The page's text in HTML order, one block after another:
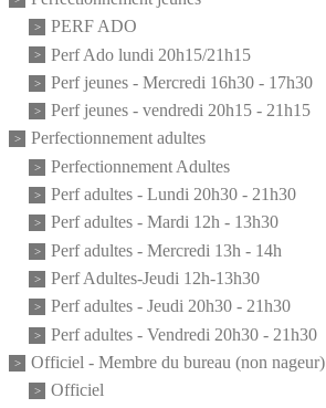
PERF ADO
Perf Ado lundi 20h15/21h15
Perf jeunes - Mercredi 16h30 - 17h30
Perf jeunes - vendredi 20h15 - 21h15
Perfectionnement adultes
Perfectionnement Adultes
Perf adultes - Lundi 20h30 - 21h30
Perf adultes - Mardi 12h - 13h30
Perf adultes - Mercredi 13h - 14h
Perf Adultes-Jeudi 12h-13h30
Perf adultes - Jeudi 20h30 - 21h30
Perf adultes - Vendredi 20h30 - 21h30
Officiel - Membre du bureau (non nageur)
Officiel